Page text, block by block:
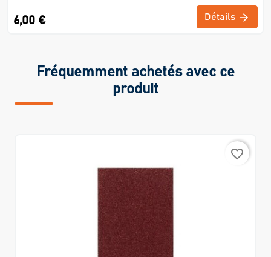
6,00 € Détails
Fréquemment achetés avec ce
produit
favorite_border